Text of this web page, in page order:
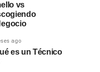
vs
ago
es un Técnico